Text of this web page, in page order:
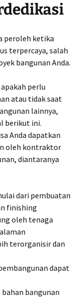
peroleh ketika
terpercaya, salah
bangunan Anda.
perlu
atau tidak saat
lainnya,
berikut ini.
Anda dapatkan
oleh kontraktor
diantaranya
dari pembuatan
finishing
oleh tenaga
terorganisir dan
dapat
bangunan